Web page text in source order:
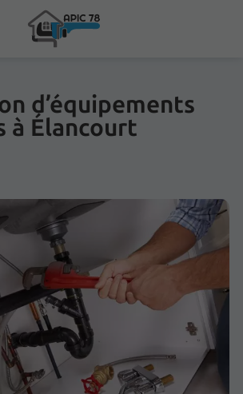
d’équipements
à Élancourt